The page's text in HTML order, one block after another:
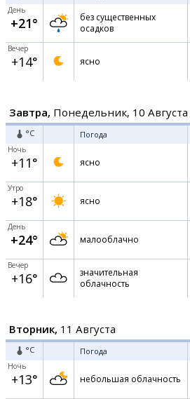
День
+21°
без существенных
осадков
Вечер
+14° ясно
Завтра, Понедельник, 10 Августа
°C Погода
Ночь
+11° ясно
Утро
+18° ясно
День
+24° малооблачно
Вечер
+16°
значительная
облачность
Вторник, 11 Августа
°C Погода
Ночь
+13° небольшая облачность